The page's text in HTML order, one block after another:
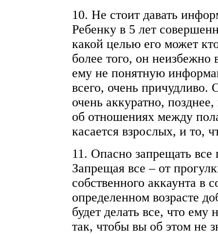
10. Не стоит давать
Ребенку в 5 лет
какой целью его может
более того, он неизбежно
ему не понятную
всего, очень
очень аккуратно,
об отношениях между
касается взрослых, и то,
11. Опасно запрещать все
Запрещая все – от
собственного аккаунта в
определенном возрасте
будет делать все, что ему
так, чтобы вы об этом не